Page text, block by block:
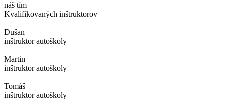
náš tím
Kvalifikovaných inštruktorov
Dušan
inštruktor autoškoly
Martin
inštruktor autoškoly
Tomáš
inštruktor autoškoly